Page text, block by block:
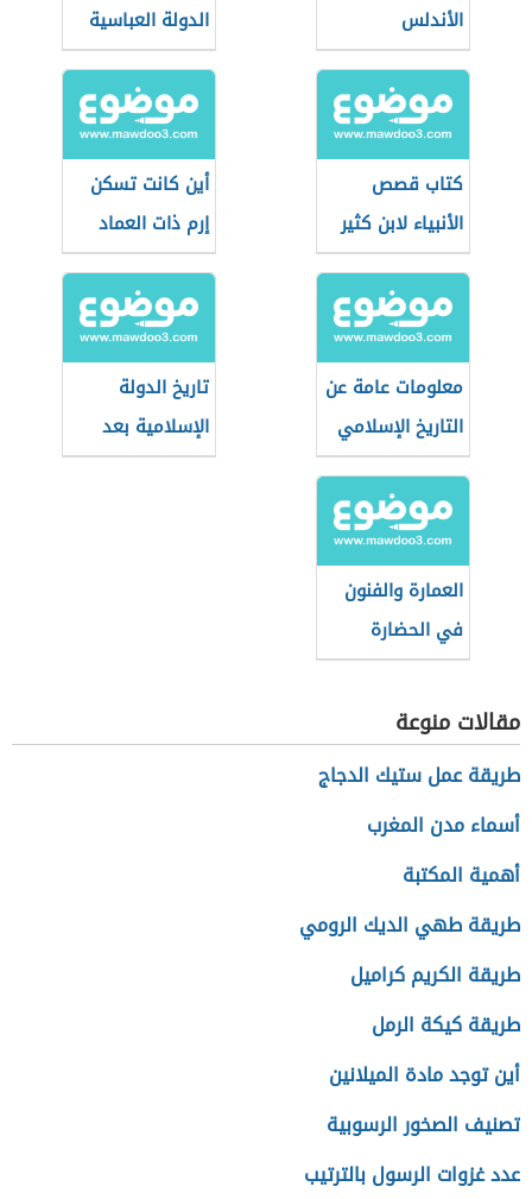
الأندلس
الدولة العباسية
كتاب قصص
الأنبياء لابن كثير
أين كانت تسكن
إرم ذات العماد
معلومات عامة عن
التاريخ الإسلامي
تاريخ الدولة
الإسلامية بعد
الخلفاء الراشدين
العمارة والفنون
في الحضارة
الإسلامية
مقالات منوعة
طريقة عمل ستيك الدجاج
أسماء مدن المغرب
أهمية المكتبة
طريقة طهي الديك الرومي
طريقة الكريم كراميل
طريقة كيكة الرمل
أين توجد مادة الميلانين
تصنيف الصخور الرسوبية
عدد غزوات الرسول بالترتيب